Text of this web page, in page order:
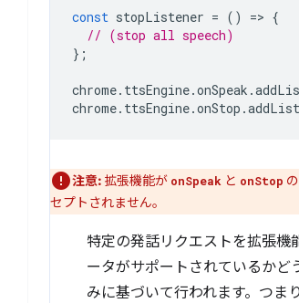
const stopListener = () => {
// (stop all speech)
};
chrome. ttsEngine.onSpeak .
chrome. ttsEngine.onStop .
注意: 拡張機能が onSpeak と onStop
セプトされません。
特定の発話リクエストを拡張機
ータがサポートされているかど
みに基づいて行われます。つま